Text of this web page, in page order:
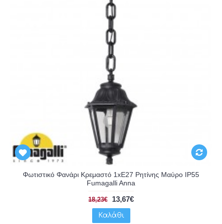
Φωτιστικό Φανάρι Κρεμαστό 1xE27 Ρητίνης Μαύρο IP55
Fumagalli Anna
18,23€ 13,67€
Καλάθι